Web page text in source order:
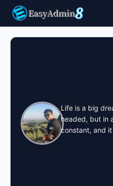
Life is a big
headed, but in
constant, and